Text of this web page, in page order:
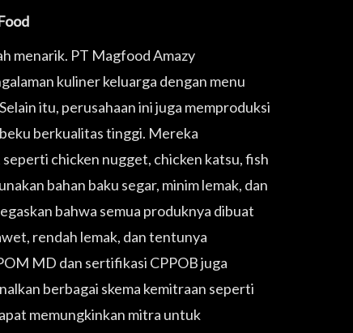
menarik. PT Magfood Amazy
kuliner keluarga dengan menu
itu, perusahaan ini juga memproduksi
berkualitas tinggi. Mereka
seperti chicken nugget, chicken katsu, fish
bahan baku segar, minim lemak, dan
bahwa semua produknya dibuat
rendah lemak, dan tentunya
MD dan sertifikasi CPPOB juga
berbagai skema kemitraan seperti
memungkinkan mitra untuk